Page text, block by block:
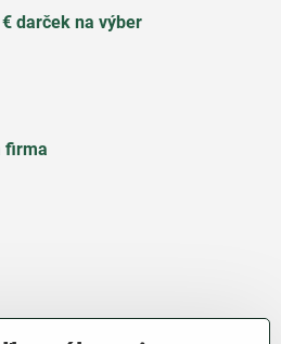
darček na výber
firma